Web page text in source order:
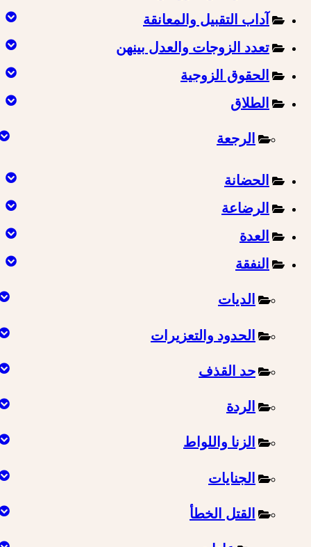
آداب التقبيل والمعانقة
تعدد الزوجات والعدل بينهن
الحقوق الزوجية
الطلاق
الرجعة
الحضانة
الرضاعة
العدة
النفقة
الديات
الحدود والتعزيرات
حد القذف
الردة
الزنا واللواط
الجنايات
القتل الخطأ